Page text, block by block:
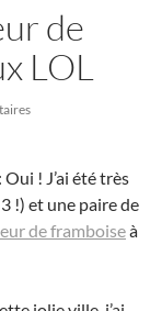
de
LOL
! J’ai été très
!) et une paire de
de framboiseà